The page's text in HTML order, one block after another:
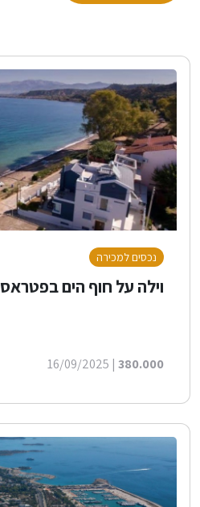
נכסים למכירה
וילה על חוף הים בפטראס
380.000
| 16/09/2025